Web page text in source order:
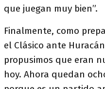
que juegan muy bien”.
Finalmente, como
el Clásico ante
propusimos que eran
hoy. Ahora quedan